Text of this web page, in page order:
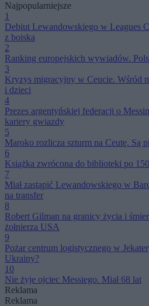
Najpopularniejsze
1
Debiut Lewandowskiego w Leagues
z boiska
2
Ranking europejskich wywiadów.
3
Kryzys migracyjny w Ceucie. Wśród
i dzieci
4
Prezes argentyńskiej federacji o
kariery gwiazdy
5
Maroko rozlicza szturm na Ceutę. Są
6
Książka zwrócona do biblioteki po
7
Miał zastąpić Lewandowskiego w
na transfer
8
Robert Gilman na granicy życia i
żołnierza USA
9
Pożar centrum logistycznego w
Ukrainy?
10
Nie żyje ojciec Messiego. Miał 68 lat
Reklama
Reklama